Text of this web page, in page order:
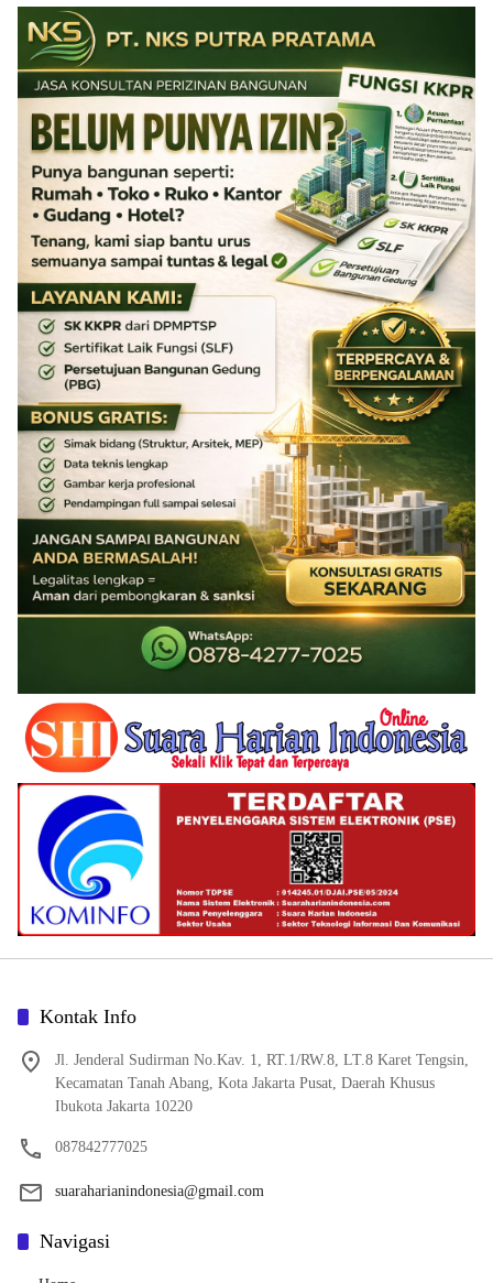
Kontak Info
Jl. Jenderal Sudirman No.Kav. 1, RT.1/RW.8, LT.8 Karet Tengsin,
Kecamatan Tanah Abang, Kota Jakarta Pusat, Daerah Khusus
Ibukota Jakarta 10220
087842777025
suaraharianindonesia@gmail.com
Navigasi